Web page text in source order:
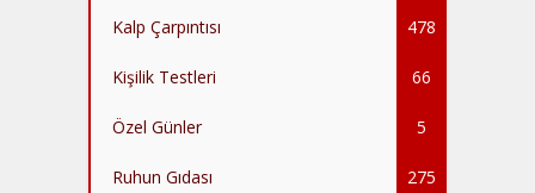
Kalp Çarpıntısı 478
Kişilik Testleri 66
Özel Günler 5
Ruhun Gıdası 275